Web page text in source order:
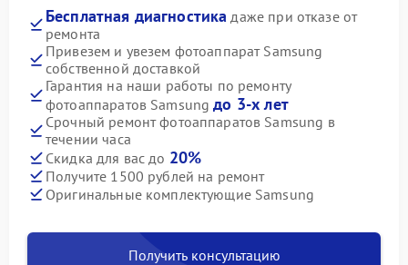
Бесплатная диагностика даже при отказе от
ремонта
Привезем и увезем фотоаппарат Samsung
собственной доставкой
Гарантия на наши работы по ремонту
фотоаппаратов Samsungдо 3-х лет
Срочный ремонт фотоаппаратов Samsung в
течении часа
Скидка для вас до 20%
Получите 1500 рублей на ремонт
Оригинальные комплектующие Samsung
Получить консультацию